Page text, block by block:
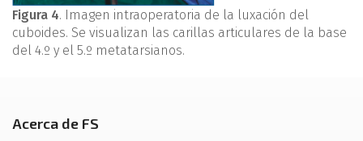
Figura 4. Imagen intraoperatoria de la luxación del
cuboides. Se visualizan las carillas articulares de la base
del 4.º y el 5.º metatarsianos.
Acerca de FS